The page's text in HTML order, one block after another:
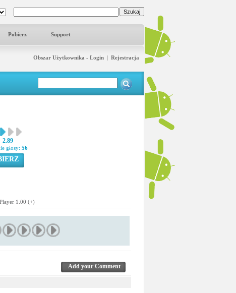
Pobierz Support
Obszar Użytkownika - Login | Rejestracja
2.89
głosy: 56
1.00 (+)
Add your Comment